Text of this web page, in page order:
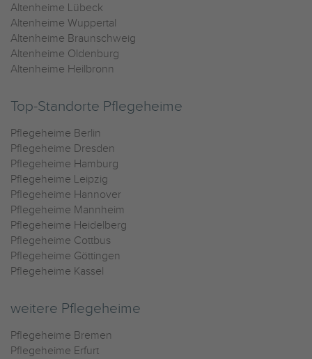
Altenheime Lübeck
Altenheime Wuppertal
Altenheime Braunschweig
Altenheime Oldenburg
Altenheime Heilbronn
Top-Standorte Pflegeheime
Pflegeheime Berlin
Pflegeheime Dresden
Pflegeheime Hamburg
Pflegeheime Leipzig
Pflegeheime Hannover
Pflegeheime Mannheim
Pflegeheime Heidelberg
Pflegeheime Cottbus
Pflegeheime Göttingen
Pflegeheime Kassel
weitere Pflegeheime
Pflegeheime Bremen
Pflegeheime Erfurt